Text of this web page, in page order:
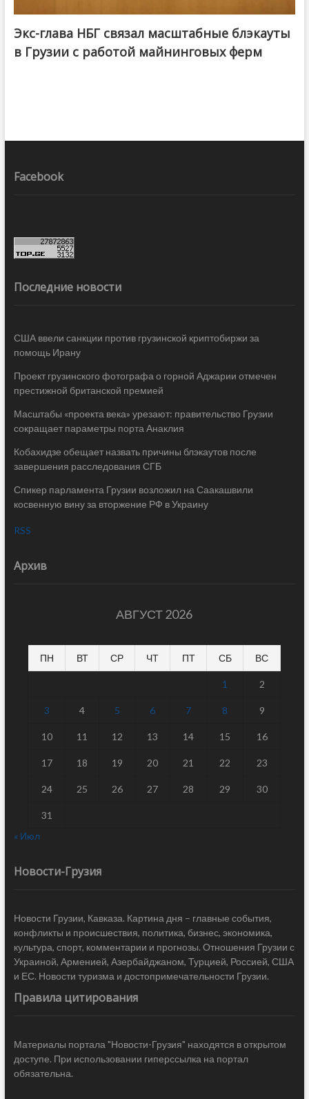
Экс-глава НБГ связал масштабные блэкауты
в Грузии с работой майнинговых ферм
Facebook
Последние новости
США ввели санкции против грузинской криптобиржи за
помощь Ирану
Проект грузинского фотографа о горной Аджарии отмечен
престижной британской премией
Масштабы «проекта века» урезают: правительство Грузии
сокращает параметры порта Анаклия
Кобахидзе обещает назвать причины блэкаутов после
завершения расследования СГБ
Спикер парламента Грузии возложил на Саакашвили
косвенную вину за вторжение РФ в Украину
RSS
Архив
АВГУСТ 2026
ПН ВТ СР ЧТ ПТ СБ ВС
1 2
3 4 5 6 7 8 9
10 11 12 13 14 15 16
17 18 19 20 21 22 23
24 25 26 27 28 29 30
31
« Июл
Новости-Грузия
Новости Грузии, Кавказа. Картина дня – главные события,
конфликты и происшествия, политика, бизнес, экономика,
культура, спорт, комментарии и прогнозы. Отношения Грузии с
Украиной, Арменией, Азербайджаном, Турцией, Россией, США
и ЕС. Новости туризма и достопримечательности Грузии.
Правила цитирования
Материалы портала "Новости-Грузия" находятся в открытом
доступе. При использовании гиперссылка на портал
обязательна.